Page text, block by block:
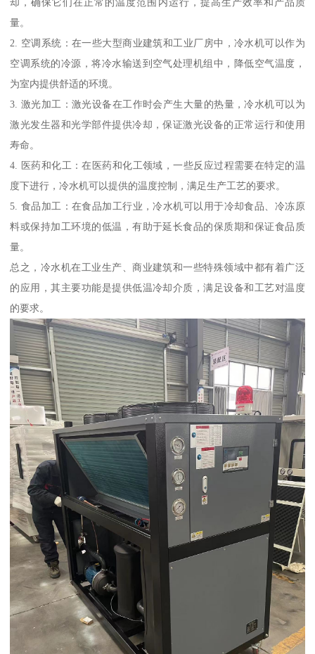
量。
2. 空调系统：在一些大型商业建筑和工业厂房中，冷水机可以作为
空调系统的冷源，将冷水输送到空气处理机组中，降低空气温度，
为室内提供舒适的环境。
3. 激光加工：激光设备在工作时会产生大量的热量，冷水机可以为
激光发生器和光学部件提供冷却，保证激光设备的正常运行和使用
寿命。
4. 医药和化工：在医药和化工领域，一些反应过程需要在特定的温
度下进行，冷水机可以提供的温度控制，满足生产工艺的要求。
5. 食品加工：在食品加工行业，冷水机可以用于冷却食品、冷冻原
料或保持加工环境的低温，有助于延长食品的保质期和保证食品质
量。
总之，冷水机在工业生产、商业建筑和一些特殊领域中都有着广泛
的应用，其主要功能是提供低温冷却介质，满足设备和工艺对温度
的要求。